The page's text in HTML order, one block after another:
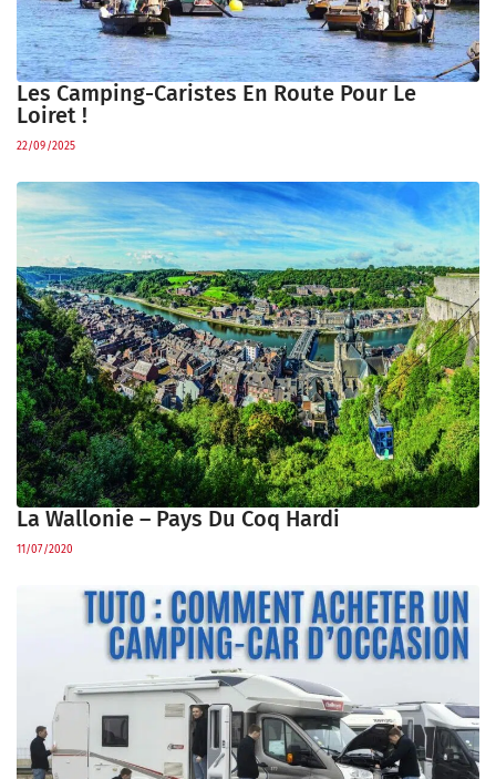
Les Camping-Caristes En Route Pour Le
Loiret !
22/09/2025
La Wallonie – Pays Du Coq Hardi
11/07/2020